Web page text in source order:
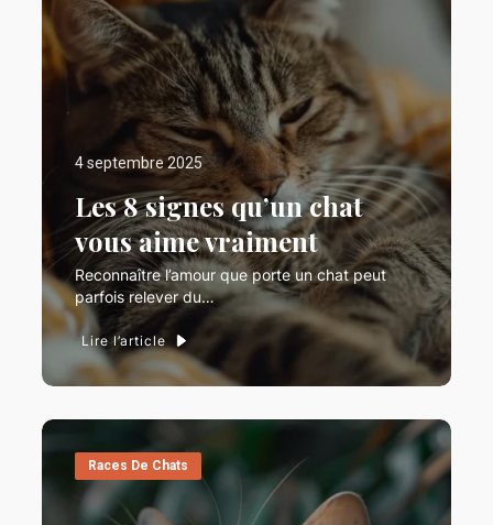
4 septembre 2025
Les 8 signes qu’un chat
vous aime vraiment
Reconnaître l’amour que porte un chat peut
parfois relever du…
Lire l’article
Races De Chats